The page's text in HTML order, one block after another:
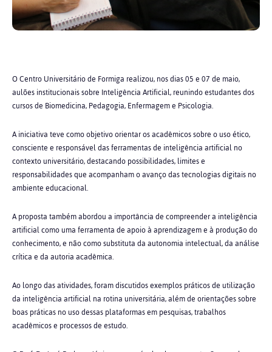
O Centro Universitário de Formiga realizou, nos dias 05 e 07 de maio,
aulões institucionais sobre Inteligência Artificial, reunindo estudantes dos
cursos de Biomedicina, Pedagogia, Enfermagem e Psicologia.
A iniciativa teve como objetivo orientar os acadêmicos sobre o uso ético,
consciente e responsável das ferramentas de inteligência artificial no
contexto universitário, destacando possibilidades, limites e
responsabilidades que acompanham o avanço das tecnologias digitais no
ambiente educacional.
A proposta também abordou a importância de compreender a inteligência
artificial como uma ferramenta de apoio à aprendizagem e à produção do
conhecimento, e não como substituta da autonomia intelectual, da análise
crítica e da autoria acadêmica.
Ao longo das atividades, foram discutidos exemplos práticos de utilização
da inteligência artificial na rotina universitária, além de orientações sobre
boas práticas no uso dessas plataformas em pesquisas, trabalhos
acadêmicos e processos de estudo.